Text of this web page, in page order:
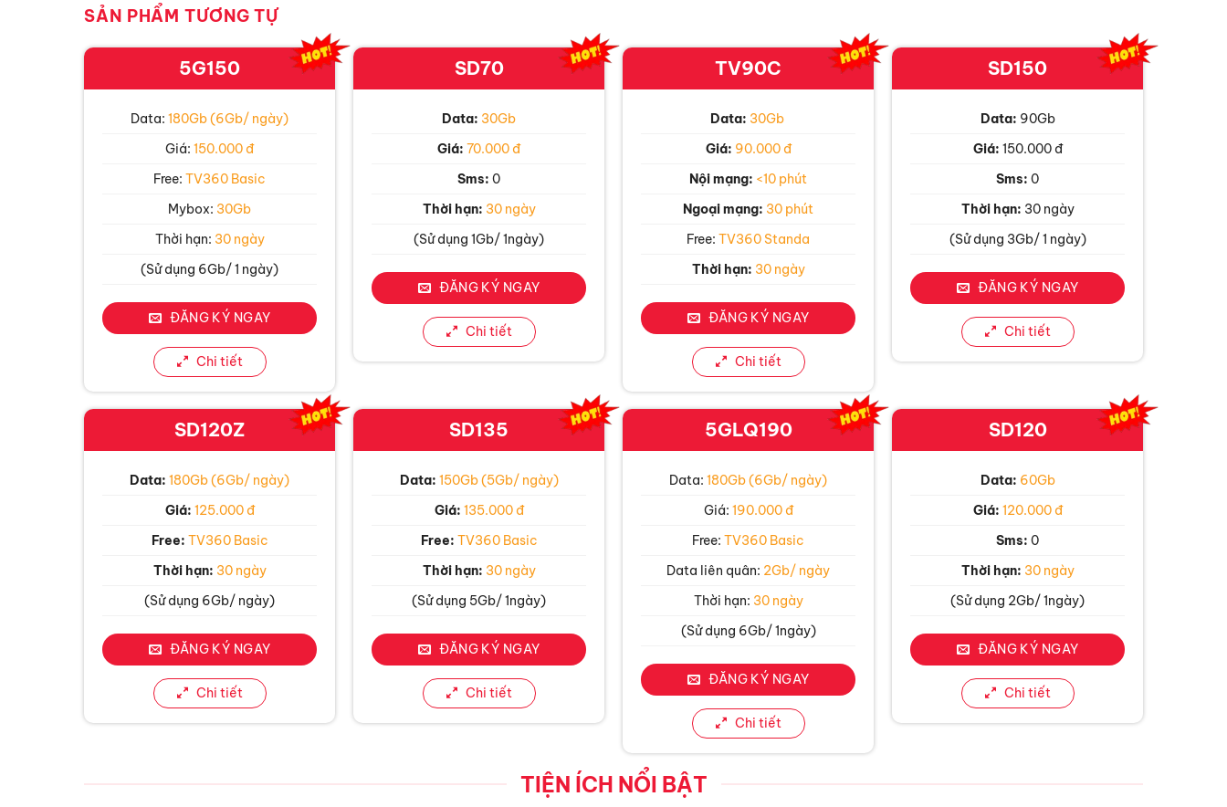
SẢN PHẨM TƯƠNG TỰ
5G150
Data: 180Gb (6Gb/ ngày)
Giá: 150.000 đ
Free: TV360 Basic
Mybox: 30Gb
Thời hạn: 30 ngày
(Sử dụng 6Gb/ 1 ngày)
ĐĂNG KÝ NGAY
Chi tiết
SD70
Data: 30Gb
Giá: 70.000 đ
Sms: 0
Thời hạn: 30 ngày
(Sử dụng 1Gb/ 1ngày)
ĐĂNG KÝ NGAY
Chi tiết
TV90C
Data: 30Gb
Giá: 90.000 đ
Nội mạng: <10 phút
Ngoại mạng: 30 phút
Free: TV360 Standa
Thời hạn: 30 ngày
ĐĂNG KÝ NGAY
Chi tiết
SD150
Data: 90Gb
Giá: 150.000 đ
Sms: 0
Thời hạn: 30 ngày
(Sử dụng 3Gb/ 1 ngày)
ĐĂNG KÝ NGAY
Chi tiết
SD120Z
Data: 180Gb (6Gb/ ngày)
Giá: 125.000 đ
Free: TV360 Basic
Thời hạn: 30 ngày
(Sử dụng 6Gb/ ngày)
ĐĂNG KÝ NGAY
Chi tiết
SD135
Data: 150Gb (5Gb/ ngày)
Giá: 135.000 đ
Free: TV360 Basic
Thời hạn: 30 ngày
(Sử dụng 5Gb/ 1ngày)
ĐĂNG KÝ NGAY
Chi tiết
5GLQ190
Data: 180Gb (6Gb/ ngày)
Giá: 190.000 đ
Free: TV360 Basic
Data liên quân: 2Gb/ ngày
Thời hạn: 30 ngày
(Sử dụng 6Gb/ 1ngày)
ĐĂNG KÝ NGAY
Chi tiết
SD120
Data: 60Gb
Giá: 120.000 đ
Sms: 0
Thời hạn: 30 ngày
(Sử dụng 2Gb/ 1ngày)
ĐĂNG KÝ NGAY
Chi tiết
TIỆN ÍCH NỔI BẬT